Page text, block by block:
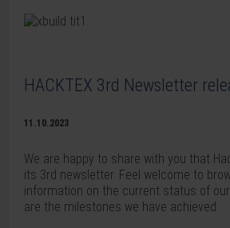
HACKTEX 3rd Newsletter
11.10.2023
We are happy to share with you that
its 3rd newsletter. Feel welcome to
information on the current status of
are the milestones we have achieved.